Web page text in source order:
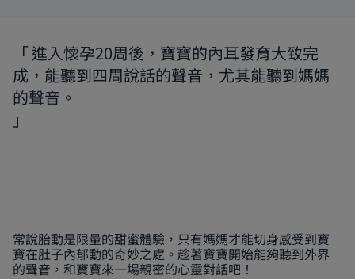
進入懷孕20周後，寶寶的內耳發育大致完
成，能聽到四周說話的聲音，尤其能聽到媽媽
的聲音。
常說胎動是限量的甜蜜體驗，只有媽媽才能切身感受到寶
寶在肚子內郁動的奇妙之處。趁著寶寶開始能夠聽到外界
的聲音，和寶寶來一場親密的心靈對話吧！